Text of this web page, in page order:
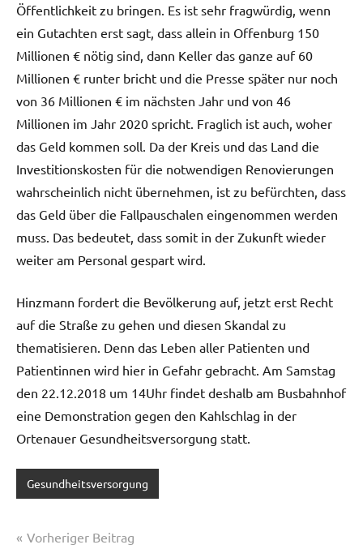
Öffentlichkeit zu bringen. Es ist sehr fragwürdig, wenn
ein Gutachten erst sagt, dass allein in Offenburg 150
Millionen € nötig sind, dann Keller das ganze auf 60
Millionen € runter bricht und die Presse später nur noch
von 36 Millionen € im nächsten Jahr und von 46
Millionen im Jahr 2020 spricht. Fraglich ist auch, woher
das Geld kommen soll. Da der Kreis und das Land die
Investitionskosten für die notwendigen Renovierungen
wahrscheinlich nicht übernehmen, ist zu befürchten, dass
das Geld über die Fallpauschalen eingenommen werden
muss. Das bedeutet, dass somit in der Zukunft wieder
weiter am Personal gespart wird.
Hinzmann fordert die Bevölkerung auf, jetzt erst Recht
auf die Straße zu gehen und diesen Skandal zu
thematisieren. Denn das Leben aller Patienten und
Patientinnen wird hier in Gefahr gebracht. Am Samstag
den 22.12.2018 um 14Uhr findet deshalb am Busbahnhof
eine Demonstration gegen den Kahlschlag in der
Ortenauer Gesundheitsversorgung statt.
Gesundheitsversorgung
Beitragsnavigation
Vorheriger Beitrag